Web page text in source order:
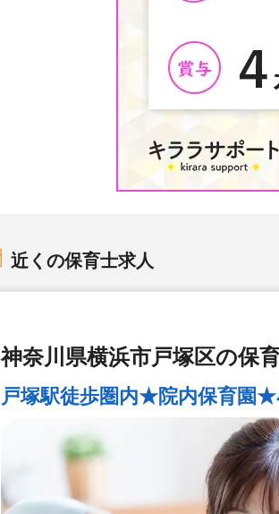
近くの保育士求人
神奈川県横浜市戸塚区の保
戸塚駅徒歩圏内★院内保育